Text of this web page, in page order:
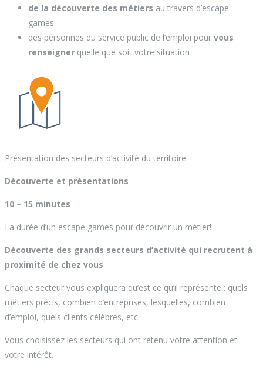
de la découverte des métiers au travers d’escape
games
des personnes du service public de l’emploi pour vous
renseigner quelle que soit votre situation
Présentation des secteurs d’activité du territoire
Découverte et présentations
10 – 15 minutes
La durée d’un escape games pour découvrir un métier!
Découverte des grands secteurs d’activité qui recrutent à
proximité de chez vous
Chaque secteur vous expliquera qu’est ce qu’il représente : quels
métiers précis, combien d’entreprises, lesquelles, combien
d’emploi, quels clients célèbres, etc.
Vous choisissez les secteurs qui ont retenu votre attention et
votre intérêt.